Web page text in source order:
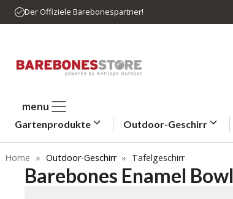
Zum
Inhalt
Der Offiziele Barebonespartner!
menu
Gartenprodukte Outdoor-Geschirr
Home » Outdoor-Geschirr » Tafelgeschirr
Barebones Enamel Bowl